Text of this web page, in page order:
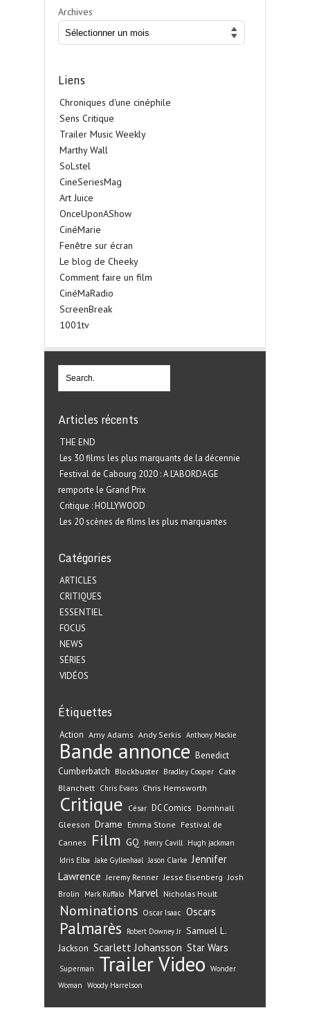
Archives
Liens
Chroniques d'une cinéphile
Sens Critique
Trailer Music Weekly
Marthy Wall
SoLstel
CineSeriesMag
Art Juice
OnceUponAShow
CinéMarie
Fenêtre sur écran
Le blog de Cheeky
Comment faire un film
CinéMaRadio
ScreenBreak
1001tv
Articles récents
THE END
Les 30 films les plus marquants de la décennie
Festival de Cabourg 2020 : A L’ABORDAGE
remporte le Grand Prix
Critique : HOLLYWOOD
Les 20 scènes de films les plus marquantes
Catégories
ARTICLES
CRITIQUES
ESSENTIEL
FOCUS
NEWS
SÉRIES
VIDÉOS
Étiquettes
Action Amy Adams Andy Serkis Anthony Mackie
Bande annonce Benedict
Cumberbatch Blockbuster Bradley Cooper Cate
Blanchett Chris Evans Chris Hemsworth
Critique César DC Comics Domhnall
Gleeson Drame Emma Stone Festival de
Cannes
Film GQ Henry Cavill Hugh jackman
Idris Elba Jake Gyllenhaal Jason Clarke Jennifer
Lawrence Jeremy Renner Jesse Eisenberg Josh
Brolin
Mark Ruffalo Marvel Nicholas Hoult
Nominations Oscar Isaac Oscars
Palmarès Robert Downey Jr Samuel L.
Jackson Scarlett Johansson Star Wars
Superman TrailerVideo Wonder
Woman Woody Harrelson